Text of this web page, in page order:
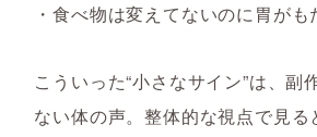
・食べ物は変えてないのに胃がも
こういった“小さなサイン”は、副
ない体の声。整体的な視点で見る